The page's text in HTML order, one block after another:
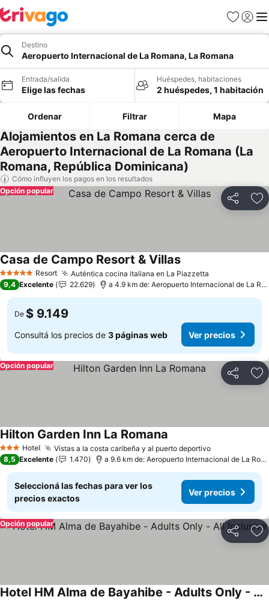
Favoritos
Iniciar
Destino
Aeropuerto Internacional de La Romana, La Romana
Entrada/salida
Elige las fechas
Huéspedes, habitaciones
2 huéspedes, 1 habitación
Ordenar Filtrar Mapa
Alojamientos en La Romana cerca de
Aeropuerto Internacional de La Romana (La
Romana, República Dominicana)
Cómo influyen los pagos en los resultados
Compartir
Opción popular
5 Estrellas Resort Auténtica cocina italiana en La Piazzetta
Casa de Campo Resort & Villas
9,4 Excelente 22.629 a 4.9 km de: Aeropuerto Internacional de La Romana
De $ 9.149
Consultá los precios de 3 páginas web Ver precios
Compartir
Opción popular
3 Estrellas
Hotel Vistas a la costa caribeña y al puerto deportivo
Hilton Garden Inn La Romana
8,5 Excelente 1.470 a 9.6 km de: Aeropuerto Internacional de La Romana
Seleccioná las fechas para ver los
precios exactos
Ver precios
Compartir
Opción popular
Hotel HM Alma de Bayahibe - Adults Only - All Inclusive